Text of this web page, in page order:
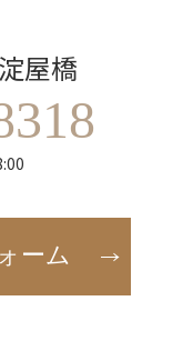
屋橋
ーム